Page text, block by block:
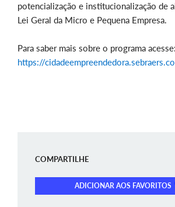
potencialização e institucionalização de
Lei Geral da Micro e Pequena Empresa.
Para saber mais sobre o programa acesse:
https://
COMPARTILHE
ADICIONAR AOS FAVORITOS